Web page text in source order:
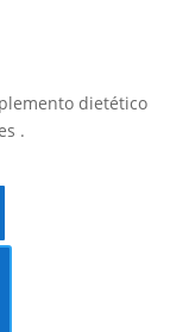
dietético
.